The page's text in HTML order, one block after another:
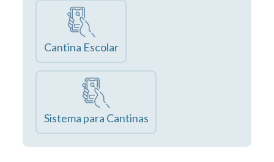
Cantina Escolar
Sistema para Cantinas